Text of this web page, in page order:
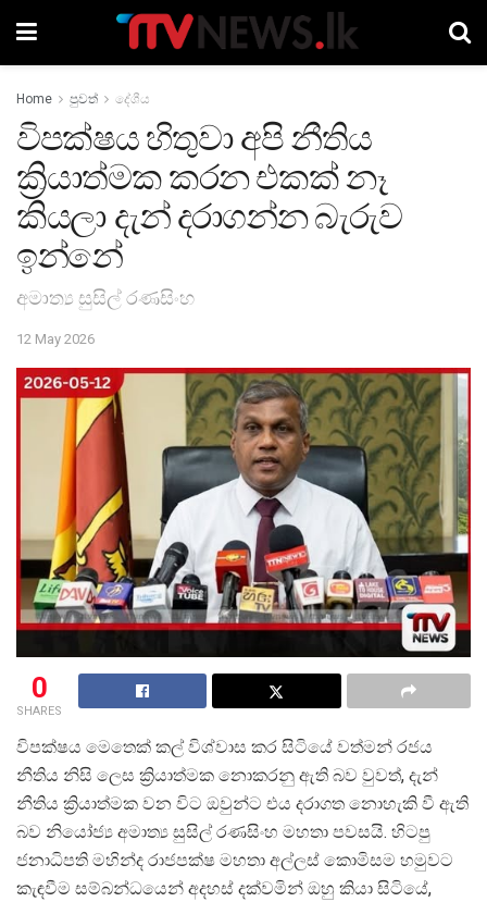
Home පුවත් දේශීය
විපක්ෂය හිතුවා අපි නීතිය
ක්‍රියාත්මක කරන එකක් නෑ
කියලා දැන් දරාගන්න බැරුව
ඉන්නේ
අමාත්‍ය සුසිල් රණසිංහ
12 May 2026
0
SHARES
විපක්ෂය මෙතෙක් කල් විශ්වාස කර සිටියේ වත්මන් රජය
නීතිය නිසි ලෙස ක්රියාත්මක නොකරනු ඇති බව වුවත්, දැන්
නීතිය ක්රියාත්මක වන විට ඔවුන්ට එය දරාගත නොහැකි වී ඇති
බව නියෝජ් ය අමාත් ය සුසිල් රණසිංහ මහතා පවසයි. හිටපු
ජනාධිපති මහින්ද රාජපක්ෂ මහතා අල්ලස් කොමිසම හමුවට
කැඳවීම සම්බන්ධයෙන් අදහස් දක්වමින් ඔහු කියා සිටියේ,